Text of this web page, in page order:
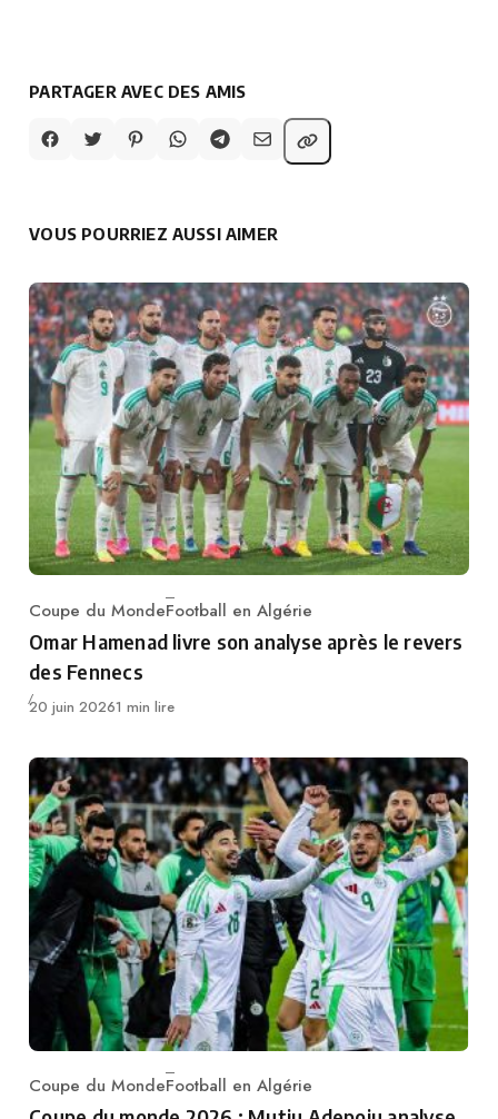
PARTAGER AVEC DES AMIS
VOUS POURRIEZ AUSSI AIMER
Category
Coupe du MondeFootball en Algérie
Omar Hamenad livre son analyse après le revers
des Fennecs
Publié
20 juin 20261 min lire
Category
Coupe du MondeFootball en Algérie